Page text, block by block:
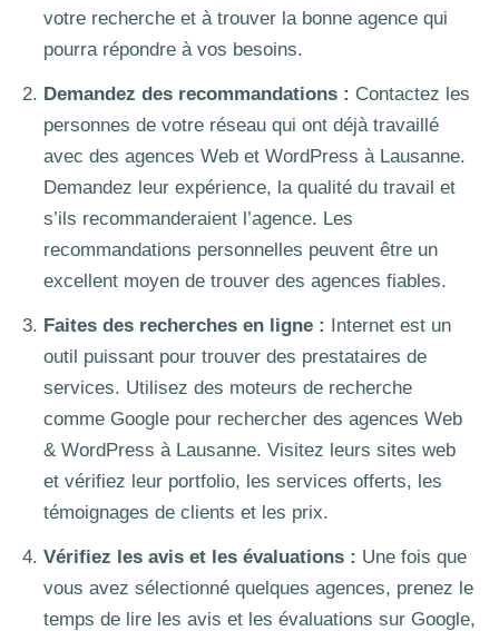
votre recherche et à trouver la bonne agence qui
pourra répondre à vos besoins.
Demandez des recommandations : Contactez les
personnes de votre réseau qui ont déjà travaillé
avec des agences Web et WordPress à Lausanne.
Demandez leur expérience, la qualité du travail et
s’ils recommanderaient l’agence. Les
recommandations personnelles peuvent être un
excellent moyen de trouver des agences fiables.
Faites des recherches en ligne : Internet est un
outil puissant pour trouver des prestataires de
services. Utilisez des moteurs de recherche
comme Google pour rechercher des agences Web
& WordPress à Lausanne. Visitez leurs sites web
et vérifiez leur portfolio, les services offerts, les
témoignages de clients et les prix.
Vérifiez les avis et les évaluations : Une fois que
vous avez sélectionné quelques agences, prenez le
temps de lire les avis et les évaluations sur Google,